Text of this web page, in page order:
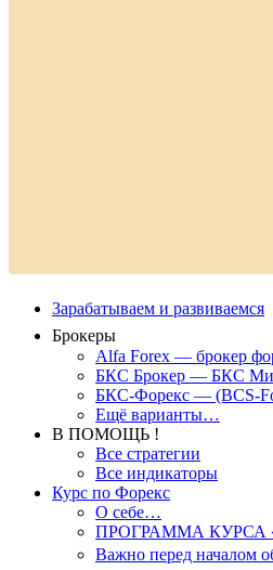
Зарабатываем и развиваемся
Брокеры
Alfa Forex — брокер
БКС Брокер — БКС
БКС-Форекс — (BCS-
Ещё варианты…
В ПОМОЩЬ !
Все стратегии
Все индикаторы
Курс по Форекс
О себе…
ПРОГРАММА КУРСА
Важно перед началом